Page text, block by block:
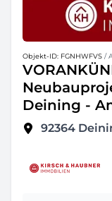
Objekt-ID: FGNHWFVS /
Deining -
92364